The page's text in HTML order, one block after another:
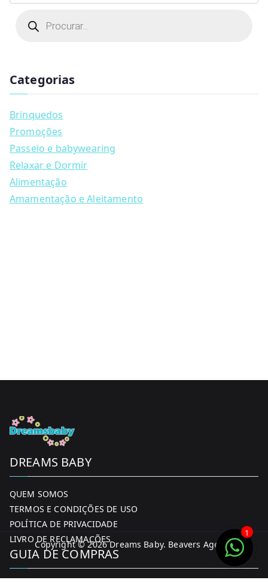
product
variants.
The
options
may
be
chosen
on
the
s
s
a
r
c
h
Categorias
Brinquedos
Promoções
Passeio e babywearing
Relaxar e Dormir
Alimentação
Amamentação e Aleitamento
DREAMS BABY
QUEM SOMOS
TERMOS E CONDIÇÕES DE USO
POLÍTICA DE PRIVACIDADE
LIVRO DE RECLAMAÇÕES
GUIA DE COMPRAS
Copyright © 2026Dreams Baby. Beavers Agency
1